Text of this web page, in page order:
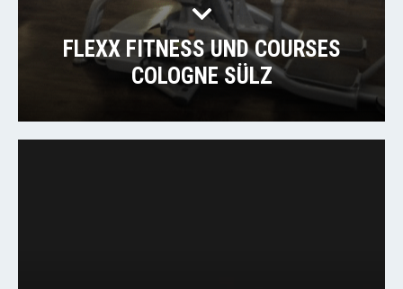
FLEXX FITNESS UND COURSES
COLOGNE SÜLZ